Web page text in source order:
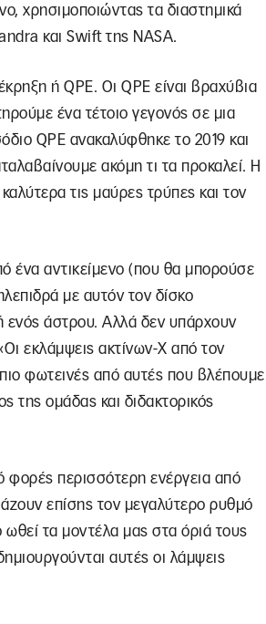
χρησιμοποιώντας τα διαστημικά
και Swift της NASA.
ή QPE. Οι QPE είναι βραχύβια
ένα τέτοιο γεγονός σε μια
QPE ανακαλύφθηκε το 2019 και
ακόμη τι τα προκαλεί. Η
τις μαύρες τρύπες και τον
ένα αντικείμενο (που θα μπορούσε
με αυτόν τον δίσκο
ενός άστρου. Αλλά δεν υπάρχουν
εκλάμψεις ακτίνων-Χ από τον
φωτεινές από αυτές που βλέπουμε
της ομάδας και διδακτορικός
φορές περισσότερη ενέργεια από
επίσης τον μεγαλύτερο ρυθμό
τα μοντέλα μας στα όριά τους
αυτές οι λάμψεις